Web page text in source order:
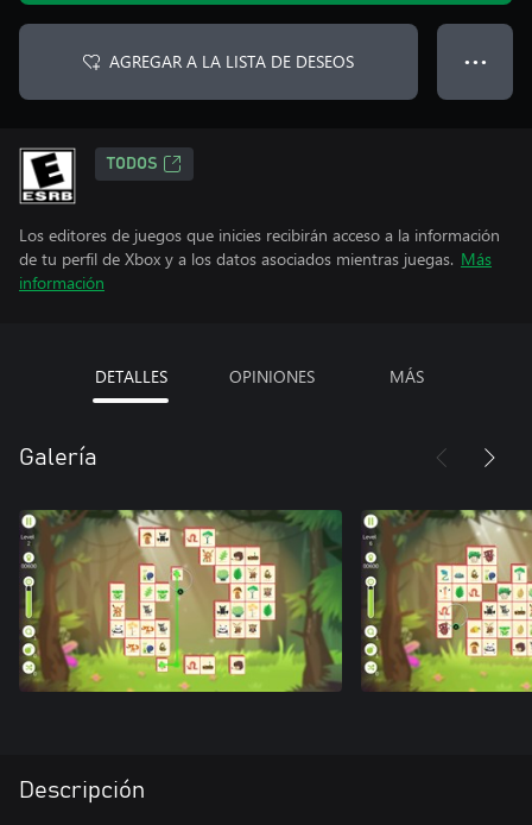
AGREGAR A LA LISTA DE DESEOS ● ● ●
TODOS
Los editores de juegos que inicies recibirán acceso a la información
de tu perfil de Xbox y a los datos asociados mientras juegas. Más
información
DETALLES OPINIONES MÁS
Galería
Descripción